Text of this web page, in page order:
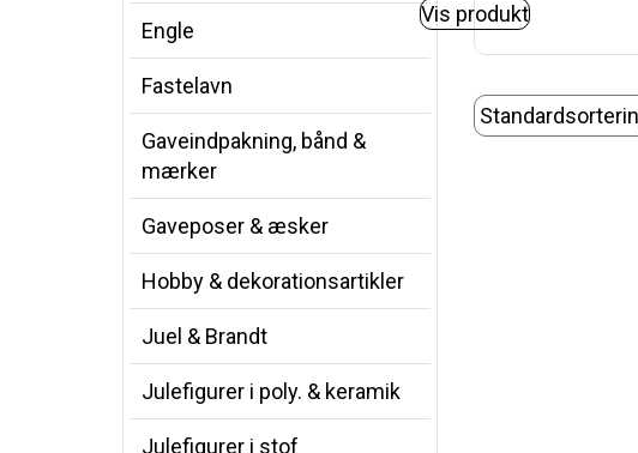
Engle
Fastelavn
Gaveindpakning, bånd &
mærker
Gaveposer & æsker
Hobby & dekorationsartikler
Juel & Brandt
Julefigurer i poly. & keramik
Julefigurer i stof
Vis produkt